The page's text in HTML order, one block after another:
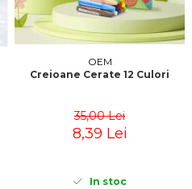
OEM
Creioane Cerate 12 Culori
35,00 Lei
8,39 Lei
In stoc